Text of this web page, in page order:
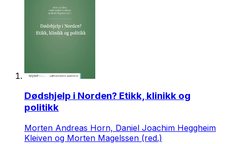
Dødshjelp i Norden? Etikk, klinikk og
politikk
Morten Andreas Horn, Daniel Joachim Heggheim
Kleiven og Morten Magelssen (red.)